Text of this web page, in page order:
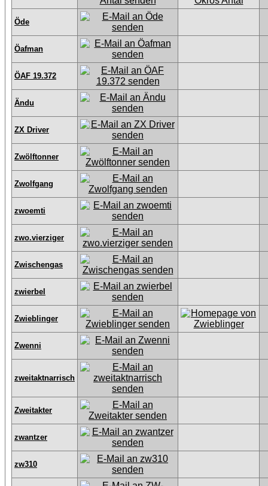
Öde
Öafman
ÖAF 19.372
Ändu
ZX Driver
Zwölftonner
Zwolfgang
zwoemti
zwo.vierziger
Zwischengas
zwierbel
Zwieblinger
Zwenni
zweitaktnarrisch
Zweitakter
zwantzer
zw310